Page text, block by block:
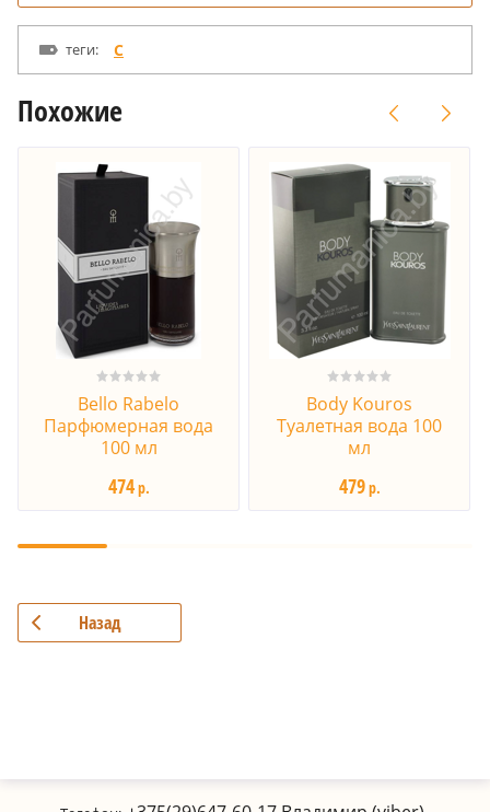
теги: C
Похожие
Bello Rabelo
Парфюмерная вода
100 мл
474р.
Body Kouros
Туалетная вода 100
мл
479р.
Назад